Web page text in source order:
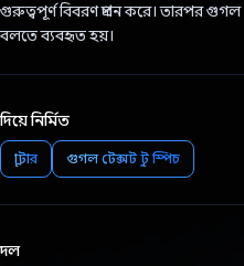
গুরুত্বপূর্ণ বিবরণ প্রদান করে। তারপর গুগল
বলতে ব্যবহৃত হয়।
দিয়ে নির্মিত
ফ্লাটার গুগল টেক্সট টু স্পিচ
দল